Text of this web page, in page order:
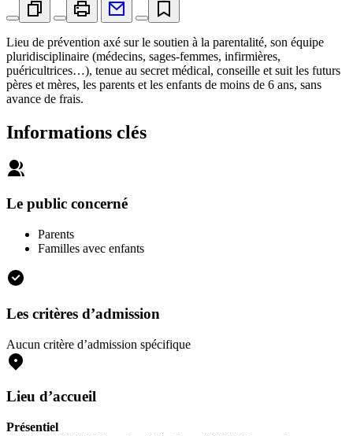
Lieu de prévention axé sur le soutien à la parentalité, son équipe
pluridisciplinaire (médecins, sages-femmes, infirmières,
puéricultrices…), tenue au secret médical, conseille et suit les futurs
pères et mères, les parents et les enfants de moins de 6 ans, sans
avance de frais.
Informations clés
Le public concerné
Parents
Familles avec enfants
Les critères d’admission
Aucun critère d’admission spécifique
Lieu d’accueil
Présentiel